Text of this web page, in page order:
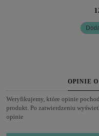
OPINIE
Weryfikujemy, które opinie
produkt. Po zatwierdzeniu
opinie